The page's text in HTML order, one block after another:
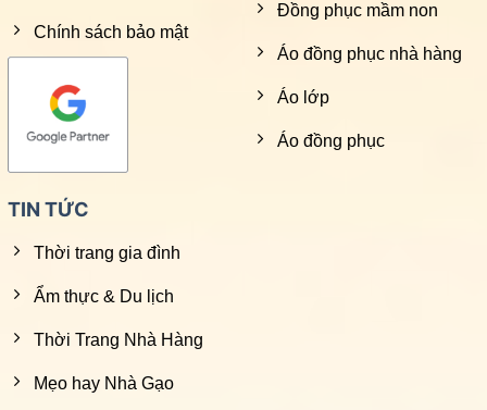
Chính sách bảo mật
Đồng phục mầm non
Áo đồng phục nhà hàng
Áo lớp
Áo đồng phục
TIN TỨC
Thời trang gia đình
Ẩm thực & Du lịch
Thời Trang Nhà Hàng
Mẹo hay Nhà Gạo